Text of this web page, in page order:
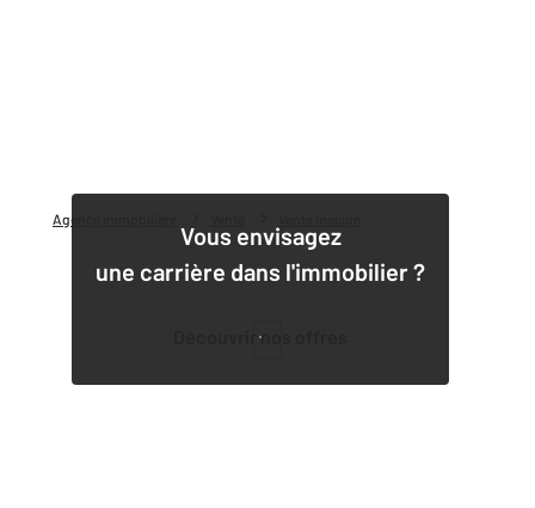
Agence immobilière
Vous envisagez
une carrière dans l'immobilier ?
Découvrir nos offres